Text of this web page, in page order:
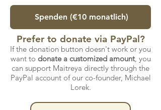
Spenden (€10 monatlich)
Prefer to donate via PayPal?
If the donation button doesn't work or you
want to donate a customized amount, you
can support Maitreya directly through the
PayPal account of our co-founder, Michael
Lorek.